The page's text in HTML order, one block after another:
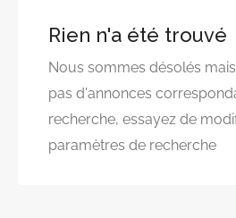
Rien n'a été trouvé
Nous sommes désolés
pas d'annonces
recherche, essayez de
paramètres de recherche